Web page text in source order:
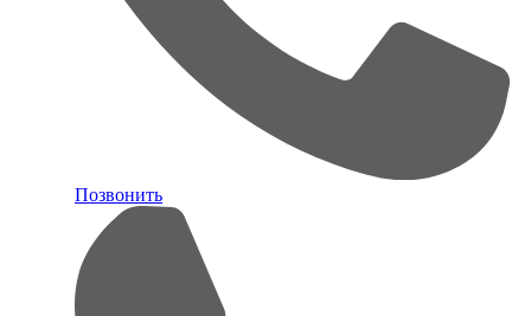
Позвонить